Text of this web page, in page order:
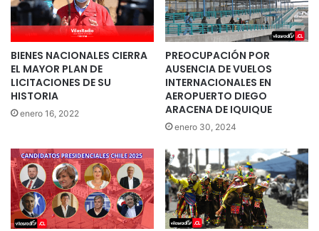
BIENES NACIONALES CIERRA
EL MAYOR PLAN DE
LICITACIONES DE SU
HISTORIA
enero 16, 2022
PREOCUPACIÓN POR
AUSENCIA DE VUELOS
INTERNACIONALES EN
AEROPUERTO DIEGO
ARACENA DE IQUIQUE
enero 30, 2024